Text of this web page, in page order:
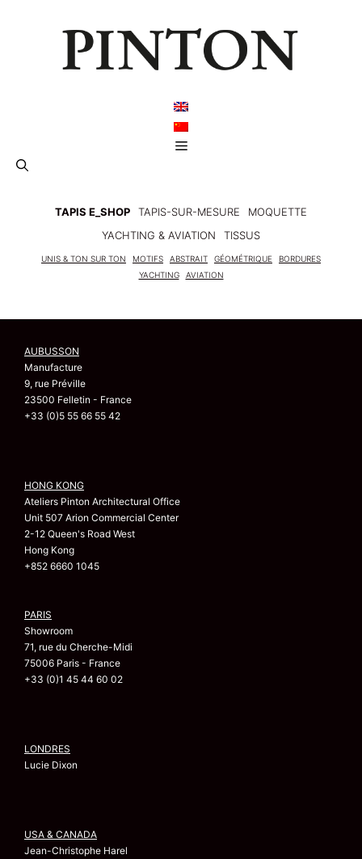
Menu
TAPIS E_SHOP TAPIS-SUR-MESURE
MOQUETTE
YACHTING & AVIATION
TISSUS
UNIS & TON SUR TON MOTIFS ABSTRAIT GÉOMÉTRIQUE
BORDURES
YACHTING
AVIATION
AUBUSSON
Manufacture
9, rue Préville
23500 Felletin - France
+33 (0)5 55 66 55 42
HONG KONG
Ateliers Pinton Architectural Office
Unit 507 Arion Commercial Center
2-12 Queen's Road West
Hong Kong
+852 6660 1045
PARIS
Showroom
71, rue du Cherche-Midi
75006 Paris - France
+33 (0)1 45 44 60 02
LONDRES
Lucie Dixon
USA & CANADA
Jean-Christophe Harel